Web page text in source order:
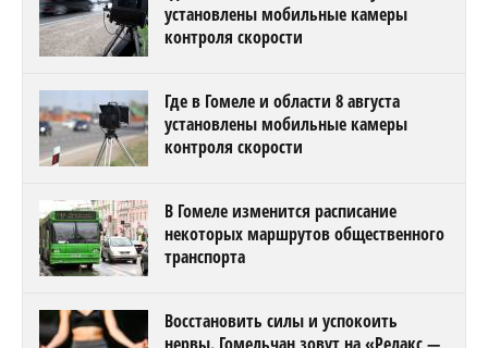
установлены мобильные камеры
контроля скорости
Где в Гомеле и области 8 августа
установлены мобильные камеры
контроля скорости
В Гомеле изменится расписание
некоторых маршрутов общественного
транспорта
Восстановить силы и успокоить